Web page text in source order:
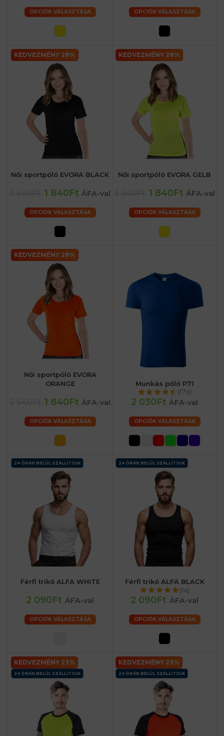
OPCIÓK VÁLASZTÁSA OPCIÓK VÁLASZTÁSA
KEDVEZMÉNY 28%
Női sportpóló EVORA BLACK
1 840Ft ÁFA-val
OPCIÓK VÁLASZTÁSA
KEDVEZMÉNY 28%
Női sportpóló EVORA GELB
1 840Ft ÁFA-val
OPCIÓK VÁLASZTÁSA
KEDVEZMÉNY 28%
Női sportpóló EVORA
ORANGE
1 840Ft ÁFA-val
OPCIÓK VÁLASZTÁSA
Munkás póló P71
(17x)
2 030Ft ÁFA-val
OPCIÓK VÁLASZTÁSA
24 ÓRÁN BELÜL SZÁLLÍTJUK
Férfi trikó ALFA WHITE
2 090Ft ÁFA-val
OPCIÓK VÁLASZTÁSA
24 ÓRÁN BELÜL SZÁLLÍTJUK
Férfi trikó ALFA BLACK
(1x)
2 090Ft ÁFA-val
OPCIÓK VÁLASZTÁSA
KEDVEZMÉNY 23%
24 ÓRÁN BELÜL SZÁLLÍTJUK
KEDVEZMÉNY 23%
24 ÓRÁN BELÜL SZÁLLÍTJUK